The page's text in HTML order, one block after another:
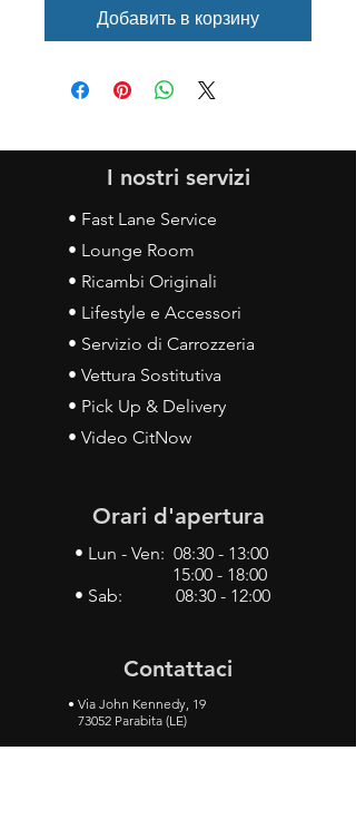
Добавить в корзину
I nostri servizi
• Fast Lane Service
• Lounge Room
• Ricambi Originali
• Lifestyle e Accessori
• Servizio di Carrozzeria
• Vettura Sostitutiva
• Pick Up & Delivery
• Video CitNow
Orari d'apertura
• Lun - Ven: 08:30 - 13:00
15:00 - 18:00
• Sab: 08:30 - 12:00
Contattaci
• Via John Kennedy, 19
73052 Parabita (LE)